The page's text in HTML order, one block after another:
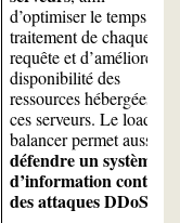
d’optimiser le temps de
traitement de chaque
requête et d’améliorer la
disponibilité des
ressources hébergées sur
ces serveurs. Le load
balancer permet aussi de
défendre un système
d’information contre
des attaques DDoS.